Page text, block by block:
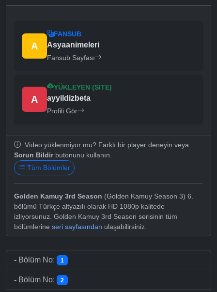
A
FANSUB
Asyaanimeleri
Fansub Sayfası
A
YÜKLEYEN (SITE)
ayyildizbeta
Profili Gör
Video yüklenmiyor mu? Farklı bir player deneyin veya
Sorun Bildirbutonunu kullanın.
Tüm Bölümler
Golden Kamuy 3rd Season (Golden Kamuy Season 3) 6.
bölümü Türkçe altyazılı olarak HD 1080p kalitede
izliyorsunuz. Golden Kamuy 3rd Season serisinin tüm
bölümlerine seri sayfasından ulaşabilirsiniz.
- Bölüm No: 1
- Bölüm No: 2